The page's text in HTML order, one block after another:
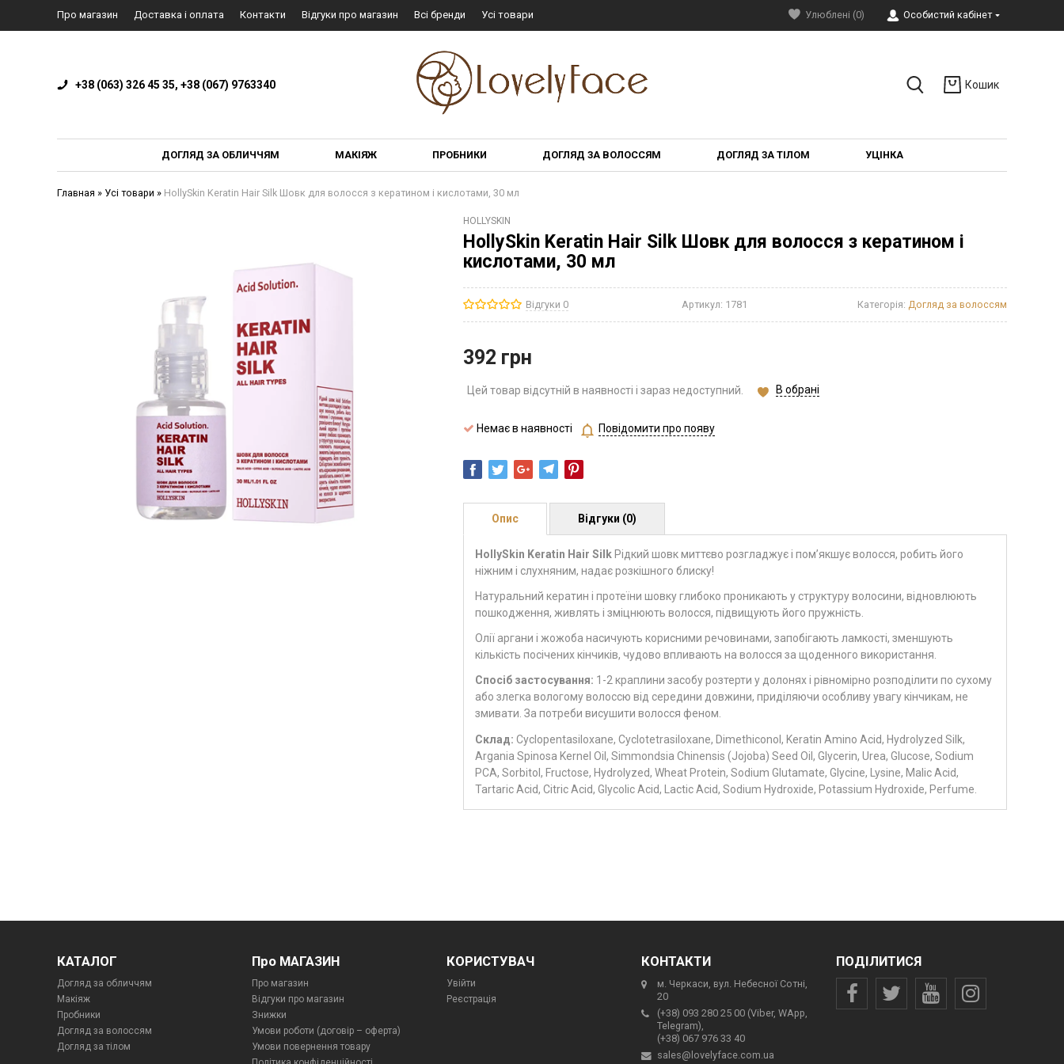
Про магазин Доставка і оплата Контакти Відгуки про магазин Всі бренди Усі товари Улюблені (0) Особистий кабінет
+38 (063) 326 45 35, +38 (067) 9763340 Кошик
ДОГЛЯД ЗА ОБЛИЧЧЯМ МАКІЯЖ ПРОБНИКИ ДОГЛЯД ЗА ВОЛОССЯМ ДОГЛЯД ЗА ТІЛОМ УЦІНКА
Главная » Усі товари » HollySkin Keratin Hair Silk Шовк для волосся з кератином і кислотами, 30 мл
HOLLYSKIN
HollySkin Keratin Hair Silk Шовк для волосся з кератином і
кислотами, 30 мл
Відгуки 0 Артикул: 1781 Категорія: Догляд за волоссям
392 грн
Цей товар відсутній в наявності і зараз недоступний. В обрані
Немає в наявності Повідомити про появу
Опис
HollySkin Keratin Hair Silk Рідкий шовк миттєво розгладжує і пом’якшує волосся, робить його
ніжним і слухняним, надає розкішного блиску!
Натуральний кератин і протеїни шовку глибоко проникають у структуру волосини, відновлюють
пошкодження, живлять і зміцнюють волосся, підвищують його пружність.
Олії аргани і жожоба насичують корисними речовинами, запобігають ламкості, зменшують
кількість посічених кінчиків, чудово впливають на волосся за щоденного використання.
Спосіб застосування: 1-2 краплини засобу розтерти у долонях і рівномірно розподілити по сухому
або злегка вологому волоссю від середини довжини, приділяючи особливу увагу кінчикам, не
змивати. За потреби висушити волосся феном.
Склад: Cyclopentasiloxane, Cyclotetrasiloxane, Dimethiconol, Keratin Amino Acid, Hydrolyzed Silk,
Argania Spinosa Kernel Oil, Simmondsia Chinensis (Jojoba) Seed Oil, Glycerin, Urea, Glucose, Sodium
PCA, Sorbitol, Fructose, Hydrolyzed, Wheat Protein, Sodium Glutamate, Glycine, Lysine, Malic Acid,
Tartaric Acid, Citric Acid, Glycolic Acid, Lactic Acid, Sodium Hydroxide, Potassium Hydroxide, Perfume.
Відгуки (0)
КАТАЛОГ
Догляд за обличчям
Макіяж
Пробники
Догляд за волоссям
Догляд за тілом
Про МАГАЗИН
Про магазин
Відгуки про магазин
Знижки
Умови роботи (договір – оферта)
Умови повернення товару
КОРИСТУВАЧ
Увійти
Реєстрація
КОНТАКТИ
м. Черкаси, вул. Небесної Сотні,
20
(+38) 093 280 25 00 (Viber, WApp,
Telegram),
(+38) 067 976 33 40
sales@lovelyface.com.ua
ПОДІЛИТИСЯ